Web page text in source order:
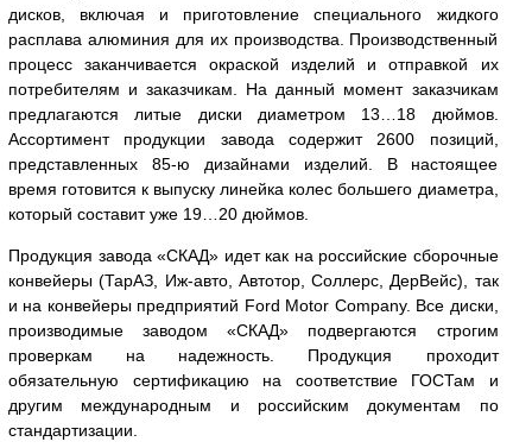
дисков, включая и приготовление специального жидкого
расплава алюминия для их производства. Производственный
процесс заканчивается окраской изделий и отправкой их
потребителям и заказчикам. На данный момент заказчикам
предлагаются литые диски диаметром 13…18 дюймов.
Ассортимент продукции завода содержит 2600 позиций,
представленных 85-ю дизайнами изделий. В настоящее
время готовится к выпуску линейка колес большего диаметра,
который составит уже 19…20 дюймов.
Продукция завода «СКАД» идет как на российские сборочные
конвейеры (ТарАЗ, Иж-авто, Автотор, Соллерс, ДерВейс), так
и на конвейеры предприятий Ford Motor Company. Все диски,
производимые заводом «СКАД» подвергаются строгим
проверкам на надежность. Продукция проходит
обязательную сертификацию на соответствие ГОСТам и
другим международным и российским документам по
стандартизации.